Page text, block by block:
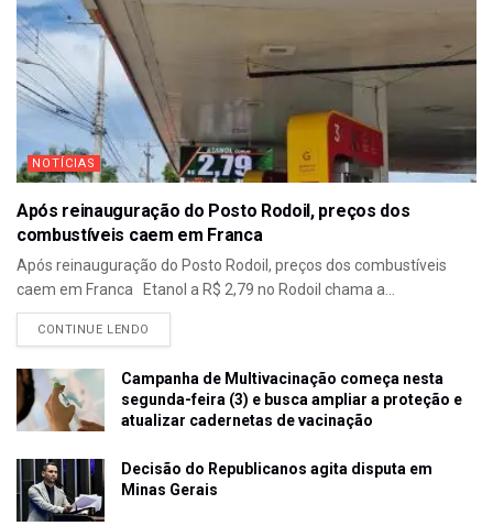
NOTÍCIAS
Após reinauguração do Posto Rodoil, preços dos
combustíveis caem em Franca
Após reinauguração do Posto Rodoil, preços dos combustíveis
caem em Franca Etanol a R$ 2,79 no Rodoil chama a...
CONTINUE LENDO
Campanha de Multivacinação começa nesta
segunda-feira (3) e busca ampliar a proteção e
atualizar cadernetas de vacinação
Decisão do Republicanos agita disputa em
Minas Gerais